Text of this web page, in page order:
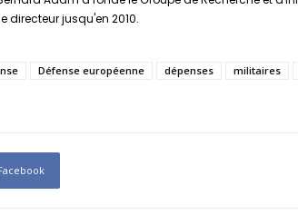
directeur jusqu'en 2010.
Défense européenne dépenses militaires